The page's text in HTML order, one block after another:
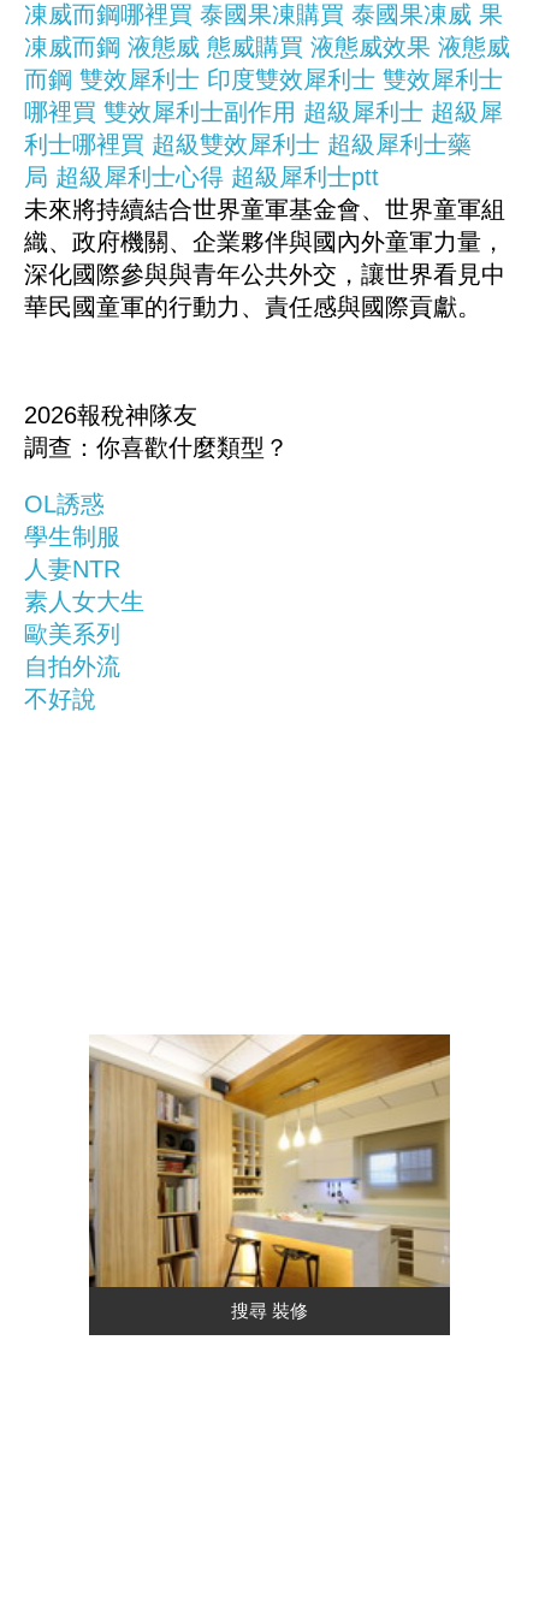
凍威而鋼哪裡買 泰國果凍購買 泰國果凍威 果
凍威而鋼 液態威 態威購買 液態威效果 液態威
而鋼 雙效犀利士 印度雙效犀利士 雙效犀利士
哪裡買 雙效犀利士副作用 超級犀利士 超級犀
利士哪裡買 超級雙效犀利士 超級犀利士藥
局 超級犀利士心得 超級犀利士ptt
未來將持續結合世界童軍基金會、世界童軍組
織、政府機關、企業夥伴與國內外童軍力量，
深化國際參與與青年公共外交，讓世界看見中
華民國童軍的行動力、責任感與國際貢獻。
2026報稅神隊友
調查：你喜歡什麼類型？
OL誘惑
學生制服
人妻NTR
素人女大生
歐美系列
自拍外流
不好說